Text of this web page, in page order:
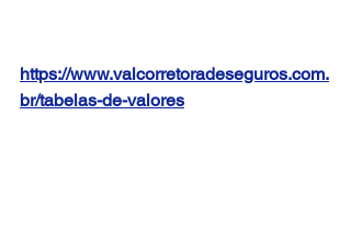
https://www.valcorretoradeseguros.com.
br/tabelas-de-valores